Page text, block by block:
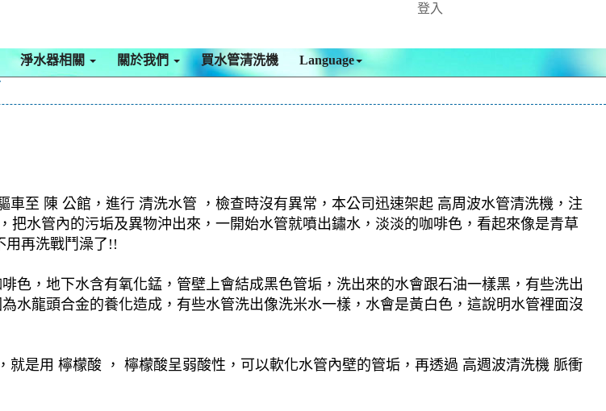
登入
淨水器相關 關於我們 買水管清洗機 Language
至 陳 公館，進行 清洗水管 ，檢查時沒有異常，本公司迅速架起 高周波水管清洗機，注
水管內的污垢及異物沖出來，一開始水管就噴出鏽水，淡淡的咖啡色，看起來像是青草
用再洗戰鬥澡了!!
色，地下水含有氧化錳，管壁上會結成黑色管垢，洗出來的水會跟石油一樣黑，有些洗出
水龍頭合金的養化造成，有些水管洗出像洗米水一樣，水會是黃白色，這說明水管裡面沒
是用 檸檬酸 ， 檸檬酸呈弱酸性，可以軟化水管內壁的管垢，再透過 高週波清洗機 脈衝